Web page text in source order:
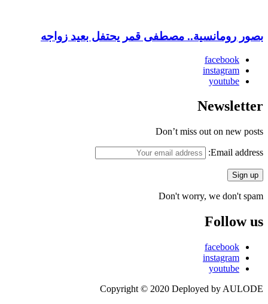
بصور رومانسية.. مصطفى قمر يحتفل بعيد زواجه
facebook
instagram
youtube
Newsletter
Don’t miss out on new posts
Email address:
Don't worry, we don't spam
Follow us
facebook
instagram
youtube
Copyright © 2020 Deployed by AULODE